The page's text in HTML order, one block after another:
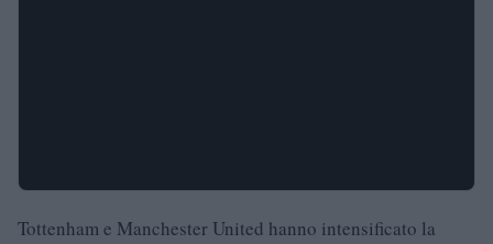
Tottenham e Manchester United hanno intensificato la